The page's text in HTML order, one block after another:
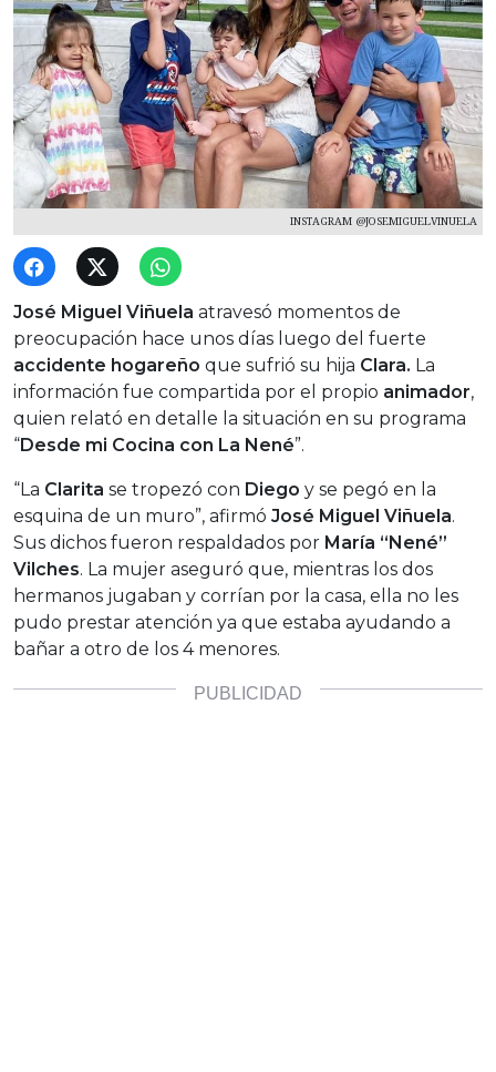
INSTAGRAM @JOSEMIGUELVINUELA
José Miguel Viñuela atravesó momentos de
preocupación hace unos días luego del fuerte
accidente hogareño que sufrió su hija Clara. La
información fue compartida por el propio animador,
quien relató en detalle la situación en su programa
“Desde mi Cocina con La Nené”.
“La Clarita se tropezó con Diego y se pegó en la
esquina de un muro”, afirmó José Miguel Viñuela.
Sus dichos fueron respaldados por María “Nené”
Vilches. La mujer aseguró que, mientras los dos
hermanos jugaban y corrían por la casa, ella no les
pudo prestar atención ya que estaba ayudando a
bañar a otro de los 4 menores.